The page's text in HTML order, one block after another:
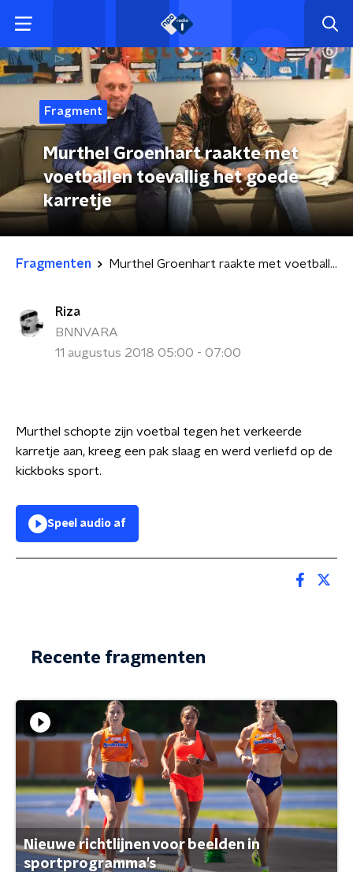
Fragment
Murthel Groenhart raakte met
voetballen toevallig het goede
karretje
Fragmenten Murthel Groenhart raakte met voetballen toevallig het goede karretje
Riza
BNNVARA
11 augustus 2018 05:00 - 07:00
Murthel schopte zijn voetbal tegen het verkeerde
karretje aan, kreeg een pak slaag en werd verliefd op de
kickboks sport.
Speel audio af
Recente fragmenten
Nieuwe richtlijnen voor beelden in
sportprogramma's